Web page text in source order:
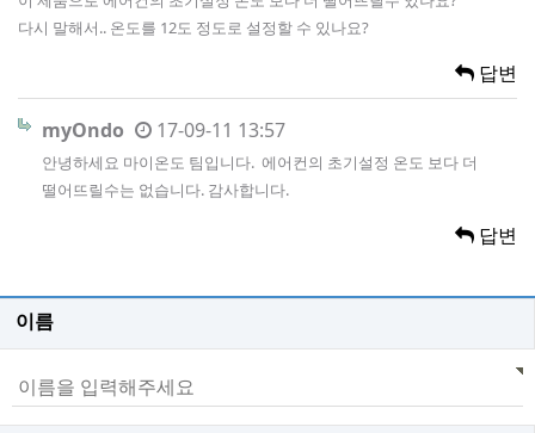
다시 말해서.. 온도를 12도 정도로 설정할 수 있나요?
답변
myOndo 17-09-11 13:57
안녕하세요 마이온도 팀입니다. 에어컨의 초기설정 온도 보다 더
떨어뜨릴수는 없습니다. 감사합니다.
답변
이름